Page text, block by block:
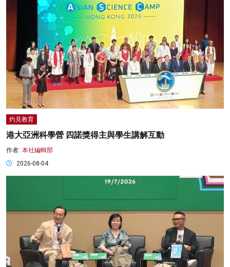
灼見教育
港大亞洲科學營 四諾獎得主與學生講解互動
作者: 本社編輯部
2026-08-04